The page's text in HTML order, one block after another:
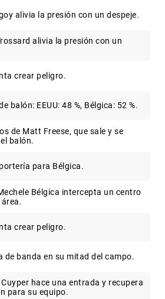
alivia la presión con un despeje.
alivia la presión con un
crear peligro.
balón: EEUU: 48 %, Bélgica: 52 %.
de Matt Freese, que sale y se
balón.
para Bélgica.
Bélgica intercepta un centro
crear peligro.
de banda en su mitad del campo.
Cuyper hace una entrada y recupera
para su equipo.